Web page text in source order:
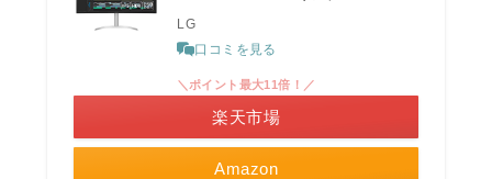
LG
口コミを見る
Amazon
＼ポイント最大11倍！／
楽天市場